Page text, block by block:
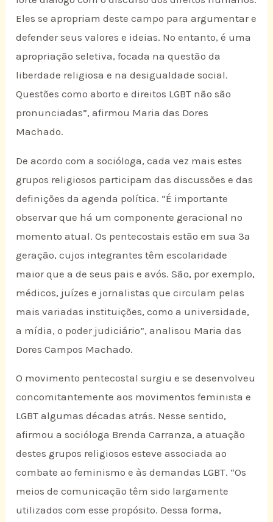
Eles se apropriam deste campo para argumentar e
defender seus valores e ideias. No entanto, é uma
apropriação seletiva, focada na questão da
liberdade religiosa e na desigualdade social.
Questões como aborto e direitos LGBT não são
pronunciadas”, afirmou Maria das Dores
Machado.
De acordo com a socióloga, cada vez mais estes
grupos religiosos participam das discussões e das
definições da agenda política. “É importante
observar que há um componente geracional no
momento atual. Os pentecostais estão em sua 3ª
geração, cujos integrantes têm escolaridade
maior que a de seus pais e avós. São, por exemplo,
médicos, juízes e jornalistas que circulam pelas
mais variadas instituições, como a universidade,
a mídia, o poder judiciário”, analisou Maria das
Dores Campos Machado.
O movimento pentecostal surgiu e se desenvolveu
concomitantemente aos movimentos feminista e
LGBT algumas décadas atrás. Nesse sentido,
afirmou a socióloga Brenda Carranza, a atuação
destes grupos religiosos esteve associada ao
combate ao feminismo e às demandas LGBT. “Os
meios de comunicação têm sido largamente
utilizados com esse propósito. Dessa forma,